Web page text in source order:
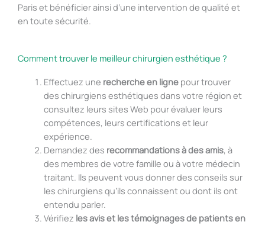
Paris et bénéficier ainsi d’une intervention de qualité et
en toute sécurité.
Comment trouver le meilleur chirurgien esthétique ?
Effectuez une recherche en lignepour trouver
des chirurgiens esthétiques dans votre région et
consultez leurs sites Web pour évaluer leurs
compétences, leurs certifications et leur
expérience.
Demandez des recommandations à des amis, à
des membres de votre famille ou à votre médecin
traitant. Ils peuvent vous donner des conseils sur
les chirurgiens qu’ils connaissent ou dont ils ont
entendu parler.
Vérifiez les avis et les témoignages de patients en